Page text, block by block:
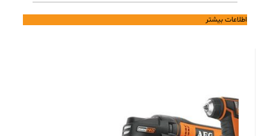
اطلاعات بیشتر